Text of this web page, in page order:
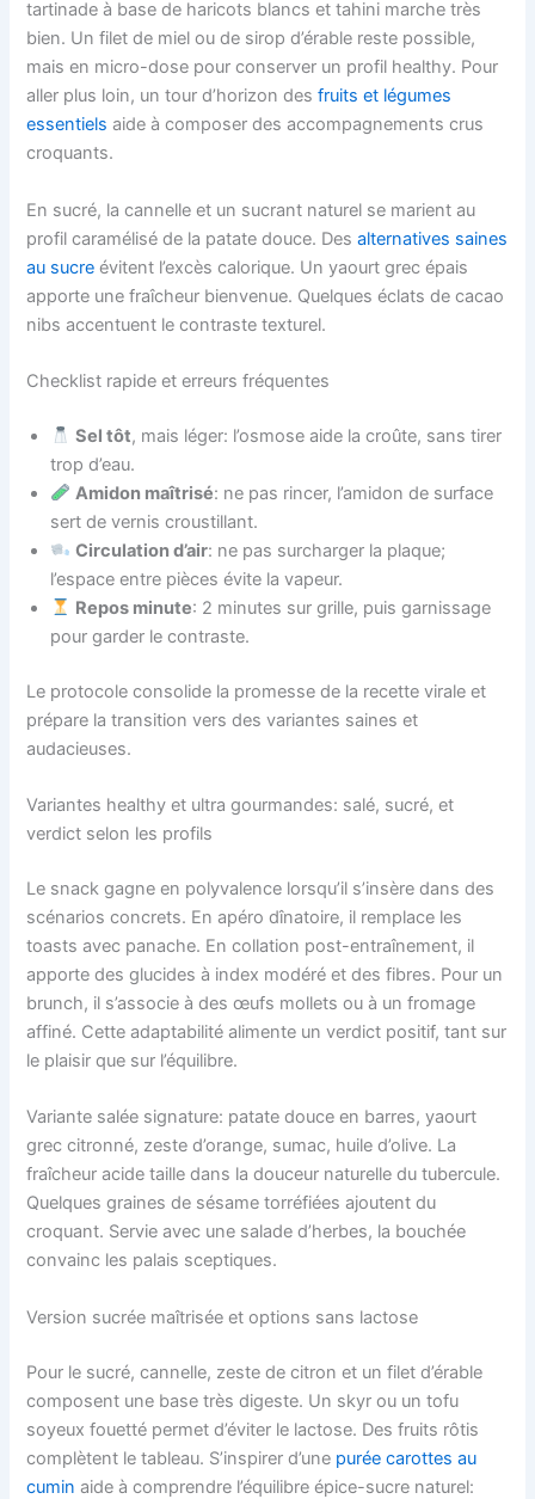
tartinade à base de haricots blancs et tahini marche très
bien. Un filet de miel ou de sirop d’érable reste possible,
mais en micro-dose pour conserver un profil healthy. Pour
aller plus loin, un tour d’horizon desfruits et légumes
essentiels aide à composer des accompagnements crus
croquants.
En sucré, la cannelle et un sucrant naturel se marient au
profil caramélisé de la patate douce. Desalternatives saines
au sucre évitent l’excès calorique. Un yaourt grec épais
apporte une fraîcheur bienvenue. Quelques éclats de cacao
nibs accentuent le contraste texturel.
Checklist rapide et erreurs fréquentes
Sel tôt, mais léger: l’osmose aide la croûte, sans tirer
trop d’eau.
Amidon maîtrisé: ne pas rincer, l’amidon de surface
sert de vernis croustillant.
Circulation d’air: ne pas surcharger la plaque;
l’espace entre pièces évite la vapeur.
Repos minute: 2 minutes sur grille, puis garnissage
pour garder le contraste.
Le protocole consolide la promesse de la recette virale et
prépare la transition vers des variantes saines et
audacieuses.
Variantes healthy et ultra gourmandes: salé, sucré, et
verdict selon les profils
Le snack gagne en polyvalence lorsqu’il s’insère dans des
scénarios concrets. En apéro dînatoire, il remplace les
toasts avec panache. En collation post-entraînement, il
apporte des glucides à index modéré et des fibres. Pour un
brunch, il s’associe à des œufs mollets ou à un fromage
affiné. Cette adaptabilité alimente un verdict positif, tant sur
le plaisir que sur l’équilibre.
Variante salée signature: patate douce en barres, yaourt
grec citronné, zeste d’orange, sumac, huile d’olive. La
fraîcheur acide taille dans la douceur naturelle du tubercule.
Quelques graines de sésame torréfiées ajoutent du
croquant. Servie avec une salade d’herbes, la bouchée
convainc les palais sceptiques.
Version sucrée maîtrisée et options sans lactose
Pour le sucré, cannelle, zeste de citron et un filet d’érable
composent une base très digeste. Un skyr ou un tofu
soyeux fouetté permet d’éviter le lactose. Des fruits rôtis
complètent le tableau. S’inspirer d’une purée carottes au
cumin aide à comprendre l’équilibre épice-sucre naturel: